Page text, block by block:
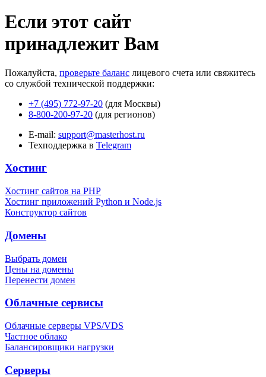
Если этот сайт
принадлежит Вам
Пожалуйста, проверьте баланс лицевого счета или свяжитесь
со службой технической поддержки:
+7 (495) 772-97-20 (для Москвы)
8-800-200-97-20 (для регионов)
E-mail: support@masterhost.ru
Техподдержка в Telegram
Хостинг
Хостинг сайтов на PHP
Хостинг приложений Python и Node.js
Конструктор сайтов
Домены
Выбрать домен
Цены на домены
Перенести домен
Облачные сервисы
Облачные серверы VPS/VDS
Частное облако
Балансировщики нагрузки
Серверы